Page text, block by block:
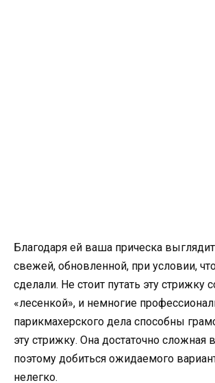
Благодаря ей ваша прическа
свежей, обновленной, при условии,
сделали. Не стоит путать эту стрижку
«лесенкой», и немногие
парикмахерского дела способны
эту стрижку. Она достаточно сложная
поэтому добиться ожидаемого
нелегко.